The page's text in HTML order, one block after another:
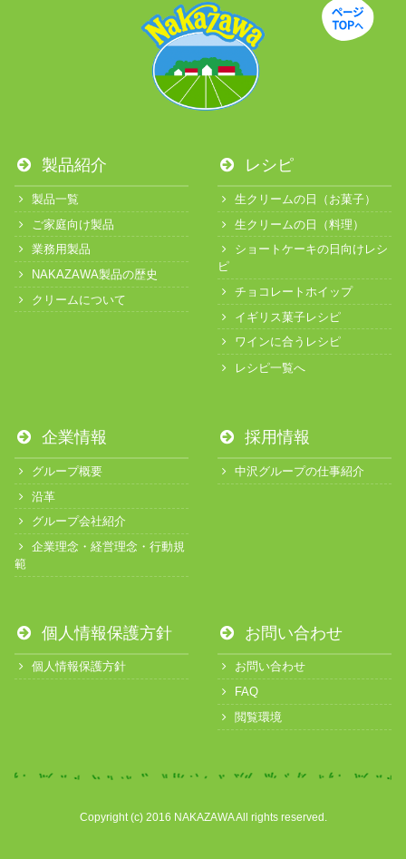
製品紹介
製品一覧
ご家庭向け製品
業務用製品
NAKAZAWA製品の歴史
クリームについて
レシピ
生クリームの日（お菓子）
生クリームの日（料理）
ショートケーキの日向けレシ
ピ
チョコレートホイップ
イギリス菓子レシピ
ワインに合うレシピ
レシピ一覧へ
企業情報
グループ概要
沿革
グループ会社紹介
企業理念・経営理念・行動規
範
採用情報
中沢グループの仕事紹介
個人情報保護方針
個人情報保護方針
お問い合わせ
お問い合わせ
FAQ
閲覧環境
Copyright (c) 2016 NAKAZAWA All rights reserved.